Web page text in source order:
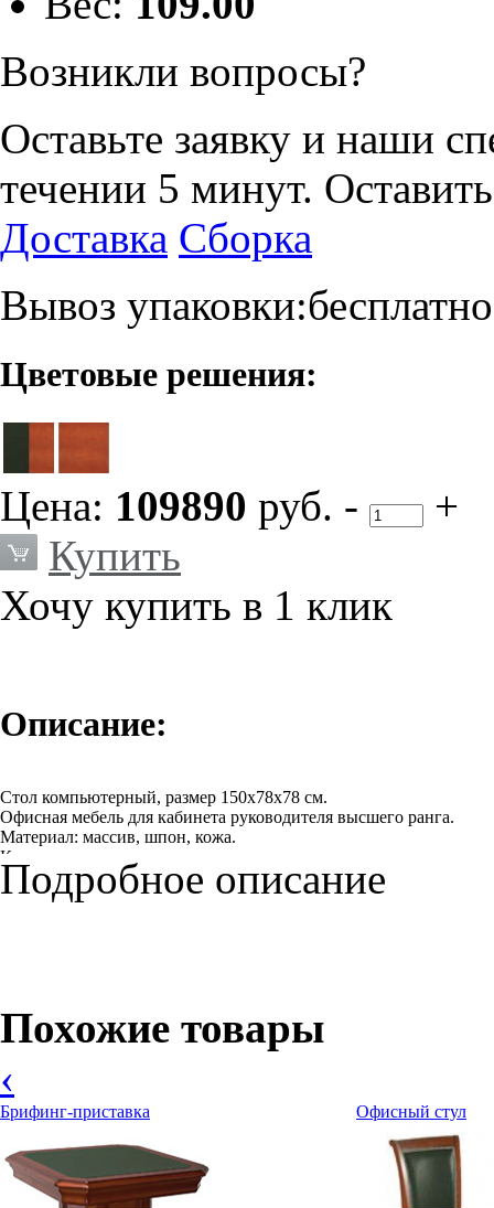
Возникли вопросы?
Оставьте заявку и наши
течении 5 минут.
Доставка Сборка
Вывоз упаковки:бесплатно
Цветовые решения:
Цена: 109890 руб. -
+
Купить
Хочу купить в 1 клик
Описание:
Стол компьютерный, размер 150х78х78 см.
Офисная мебель для кабинета руководителя высшего ранга.
Материал: массив, шпон, кожа.
Кромки столов выполнены из натурального дерева.
Богатство стиля подчеркивает дорогостоящий шпон ценных
Примечание:Слева в столешнице выдвижная полка для
Подробное описание
Похожие товары
‹
Брифинг-приставка Офисный стул